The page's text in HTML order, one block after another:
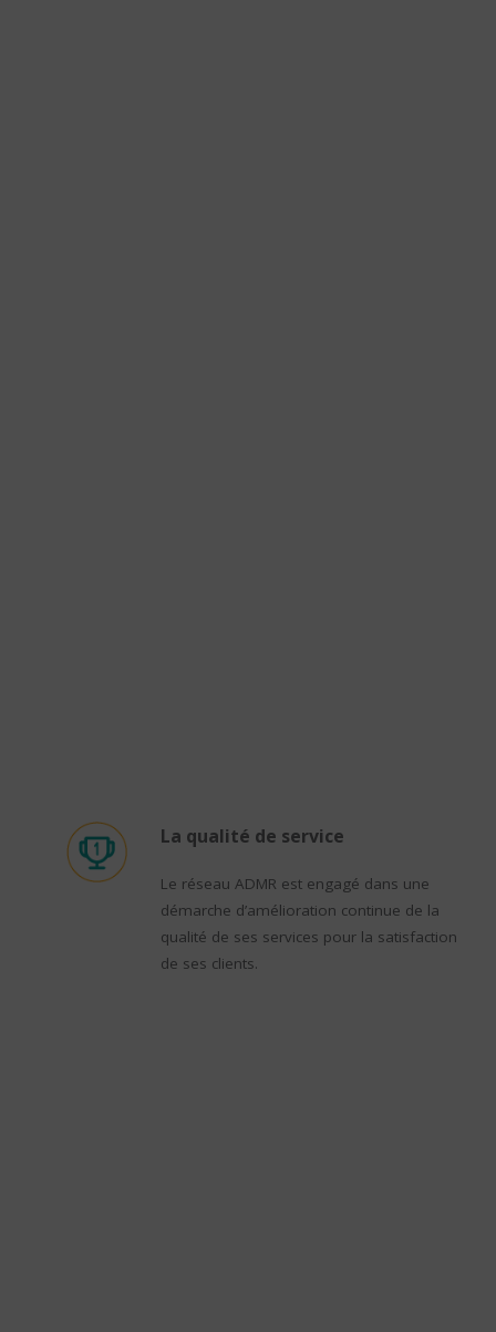
La qualité de service
Le réseau ADMR est engagé dans une
démarche d’amélioration continue de la
qualité de ses services pour la satisfaction
de ses clients.